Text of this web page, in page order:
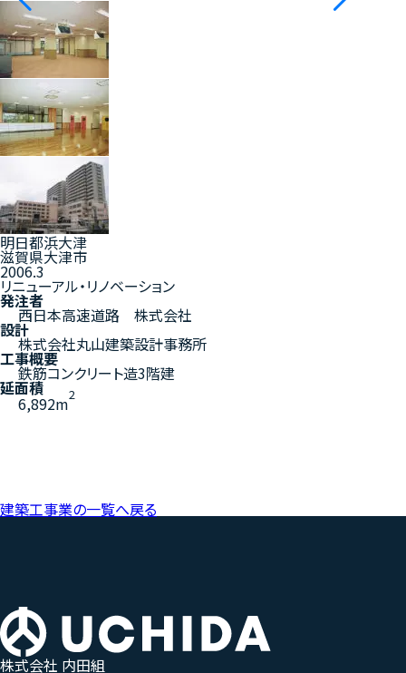
明日都浜大津
滋賀県大津市
2006.3
リニューアル・リノベーション
発注者
西日本高速道路 株式会社
設計
株式会社丸山建築設計事務所
工事概要
鉄筋コンクリート造3階建
延面積
6,892m2
建築工事業の一覧へ戻る
株式会社 内田組